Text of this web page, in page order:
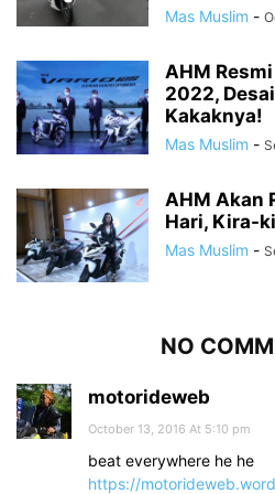
Mas Muslim -
AHM
2022,
Kakaknya!
Mas Muslim -
AHM Akan
Hari, Kira-
Mas Muslim -
NO
motorideweb
October 13, 2016 At 5:10 pm
beat everywhere he he
https://